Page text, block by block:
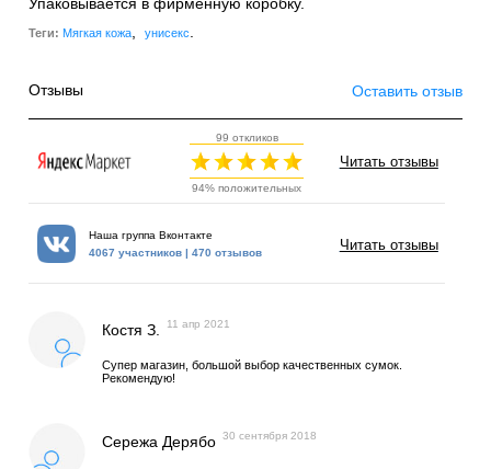
Теги: Мягкая кожа унисекс
Отзывы Оставить отзыв
99 откликов
94% положительных
Читать отзывы
Наша группа Вконтакте
4067 участников | 470 отзывов
Читать отзывы
Костя З. 11 апр 2021
Супер магазин, большой выбор качественных сумок.
Рекомендую!
Сережа Дерябо 30 сентября 2018